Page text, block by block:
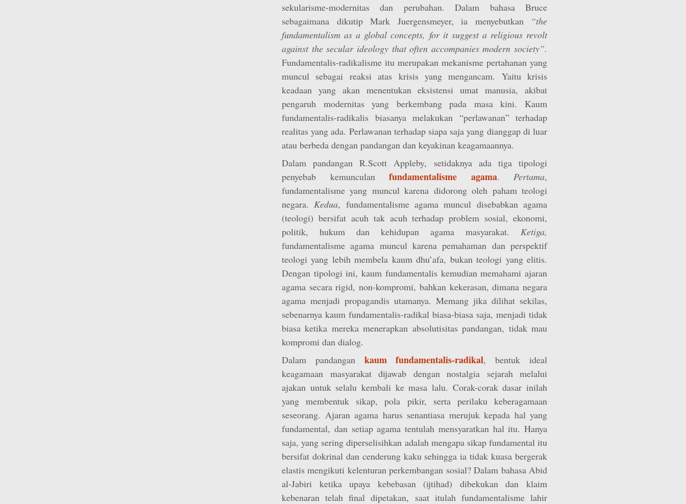
sekularisme-modernitas dan perubahan. Dalam bahasa Bruce
sebagaimana dikutip Mark Juergensmeyer, ia menyebutkan
“the
fundamentalism as a global concepts, for it suggest a religious revolt
against the secular ideology that often accompanies modern society”.
Fundamentalis-radikalisme itu merupakan mekanisme pertahanan yang
muncul sebagai reaksi atas krisis yang mengancam. Yaitu krisis
keadaan yang akan menentukan eksistensi umat manusia, akibat
pengaruh modernitas yang berkembang pada masa kini. Kaum
fundamentalis-radikalis biasanya melakukan “perlawanan” terhadap
realitas yang ada. Perlawanan terhadap siapa saja yang dianggap di luar
atau berbeda dengan pandangan dan keyakinan keagamaannya.
Dalam pandangan R.Scott Appleby, setidaknya ada tiga tipologi
penyebab kemunculan fundamentalisme agama. Pertama,
fundamentalisme yang muncul karena didorong oleh paham teologi
negara. Kedua, fundamentalisme agama muncul disebabkan agama
(teologi) bersifat acuh tak acuh terhadap problem sosial, ekonomi,
politik, hukum dan kehidupan agama masyarakat. Ketiga,
fundamentalisme agama muncul karena pemahaman dan perspektif
teologi yang lebih membela kaum dhu’afa, bukan teologi yang elitis.
Dengan tipologi ini, kaum fundamentalis kemudian memahami ajaran
agama secara rigid, non-kompromi, bahkan kekerasan, dimana negara
agama menjadi propagandis utamanya. Memang jika dilihat sekilas,
sebenarnya kaum fundamentalis-radikal biasa-biasa saja, menjadi tidak
biasa ketika mereka menerapkan absolutisitas pandangan, tidak mau
kompromi dan dialog.
Dalam pandangan kaum fundamentalis-radikal, bentuk ideal
keagamaan masyarakat dijawab dengan nostalgia sejarah melalui
ajakan untuk selalu kembali ke masa lalu. Corak-corak dasar inilah
yang membentuk sikap, pola pikir, serta perilaku keberagamaan
seseorang. Ajaran agama harus senantiasa merujuk kepada hal yang
fundamental, dan setiap agama tentulah mensyaratkan hal itu. Hanya
saja, yang sering diperselisihkan adalah mengapa sikap fundamental itu
bersifat dokrinal dan cenderung kaku sehingga ia tidak kuasa bergerak
elastis mengikuti kelenturan perkembangan sosial? Dalam bahasa Abid
al-Jabiri ketika upaya kebebasan (ijtihad) dibekukan dan klaim
kebenaran telah final dipetakan, saat itulah fundamentalisme lahir